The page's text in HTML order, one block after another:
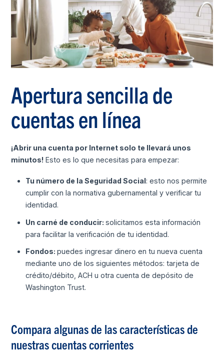
Apertura sencilla de
cuentas en línea
¡Abrir una cuenta por Internet solo te llevará unos
minutos! Esto es lo que necesitas para empezar:
Tu número de la Seguridad Social: esto nos permite
cumplir con la normativa gubernamental y verificar tu
identidad.
Un carné de conducir: solicitamos esta información
para facilitar la verificación de tu identidad.
Fondos: puedes ingresar dinero en tu nueva cuenta
mediante uno de los siguientes métodos: tarjeta de
crédito/débito, ACH u otra cuenta de depósito de
Washington Trust.
Compara algunas de las características de
nuestras cuentas corrientes